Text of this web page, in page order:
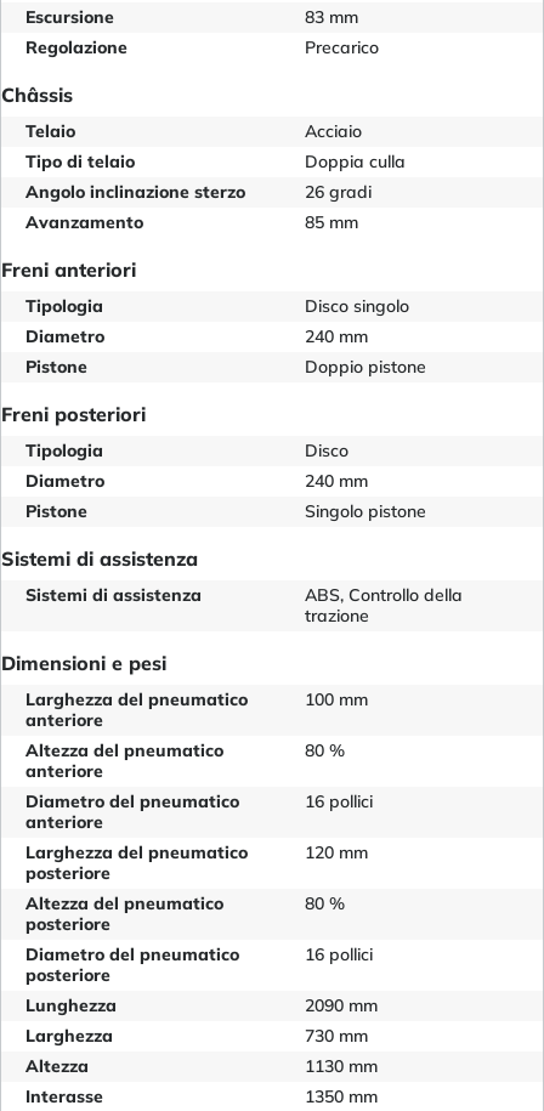
Escursione
83 mm
Regolazione
Precarico
Châssis
Telaio
Acciaio
Tipo di telaio
Doppia culla
Angolo inclinazione sterzo
26 gradi
Avanzamento
85 mm
Freni anteriori
Tipologia
Disco singolo
Diametro
240 mm
Pistone
Doppio pistone
Freni posteriori
Tipologia
Disco
Diametro
240 mm
Pistone
Singolo pistone
Sistemi di assistenza
Sistemi di assistenza
ABS, Controllo della
trazione
Dimensioni e pesi
Larghezza del pneumatico
anteriore
100 mm
Altezza del pneumatico
anteriore
80 %
Diametro del pneumatico
anteriore
16 pollici
Larghezza del pneumatico
posteriore
120 mm
Altezza del pneumatico
posteriore
80 %
Diametro del pneumatico
posteriore
16 pollici
Lunghezza
2090 mm
Larghezza
730 mm
Altezza
1130 mm
Interasse
1350 mm